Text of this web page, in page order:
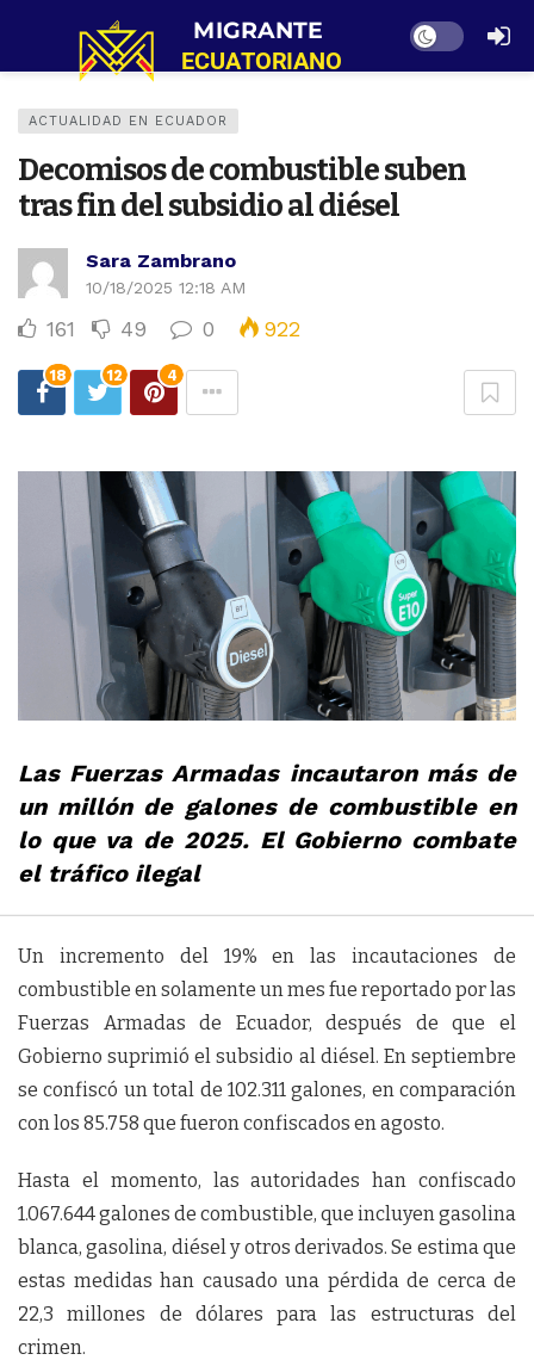
Dark mode
ACTUALIDAD EN ECUADOR
Decomisos de combustible suben
tras fin del subsidio al diésel
Sara Zambrano
10/18/2025 12:18 AM
161 49 0 922
18 12 4
Las Fuerzas Armadas incautaron más de
un millón de galones de combustible en
lo que va de 2025. El Gobierno combate
el tráfico ilegal
Un incremento del 19% en las incautaciones de
combustible en solamente un mes fue reportado por las
Fuerzas Armadas de Ecuador, después de que el
Gobierno suprimió el subsidio al diésel. En septiembre
se confiscó un total de 102.311 galones, en comparación
con los 85.758 que fueron confiscados en agosto.
Hasta el momento, las autoridades han confiscado
1.067.644 galones de combustible, que incluyen gasolina
blanca, gasolina, diésel y otros derivados. Se estima que
estas medidas han causado una pérdida de cerca de
22,3 millones de dólares para las estructuras del
crimen.